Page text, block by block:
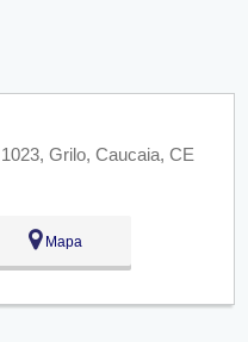
Grilo, Caucaia, CE
Mapa